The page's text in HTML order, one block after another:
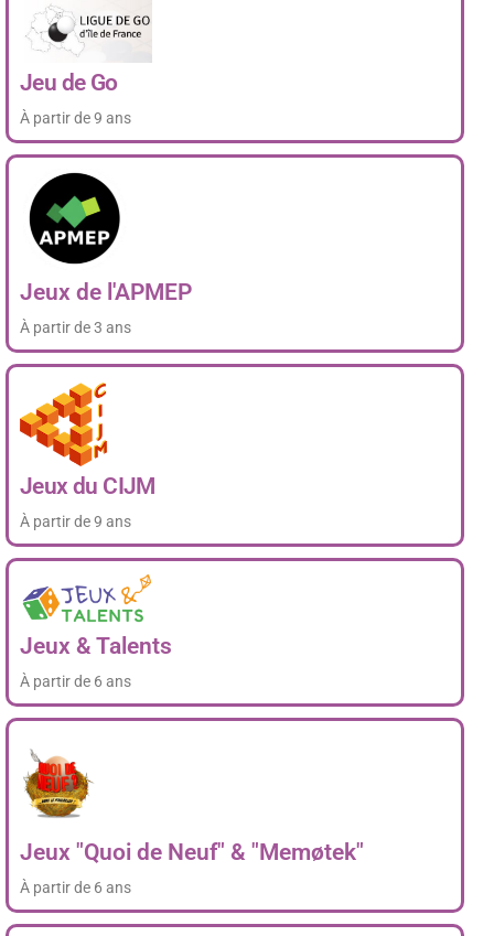
Jeu de Go
À partir de 9 ans
Jeux de l'APMEP
À partir de 3 ans
Jeux du CIJM
À partir de 9 ans
Jeux & Talents
À partir de 6 ans
Jeux "Quoi de Neuf" & "Memøtek"
À partir de 6 ans